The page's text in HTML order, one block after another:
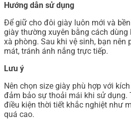
Hướng dẫn sử dụng
Để giữ cho đôi giày luôn mới và
giày thường xuyên bằng cách
xà phòng. Sau khi vệ sinh, bạn nên
mát, tránh ánh nắng trực tiếp.
Lưu ý
Nên chọn size giày phù hợp với
đảm bảo sự thoải mái khi sử dụng.
điều kiện thời tiết khắc nghiệt như
quá cao.